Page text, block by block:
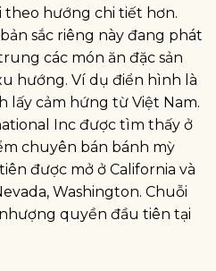
hướng chi tiết hơn.
sắc riêng này đang phát
các món ăn đặc sản
hướng. Ví dụ điển hình là
lấy cảm hứng từ Việt Nam.
Inc được tìm thấy ở
chuyên bán bánh mỳ
được mở ở California và
Washington. Chuỗi
quyền đầu tiên tại